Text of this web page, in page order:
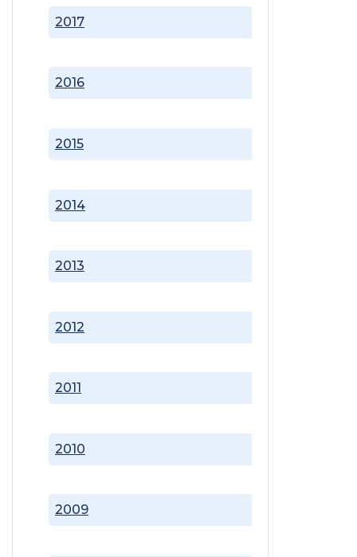
2009
2010
2011
2012
2013
2014
2015
2016
2017